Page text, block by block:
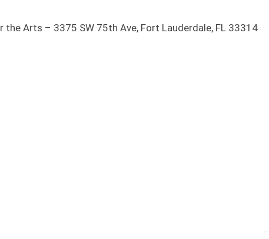
Arts – 3375 SW 75th Ave, Fort Lauderdale, FL 33314